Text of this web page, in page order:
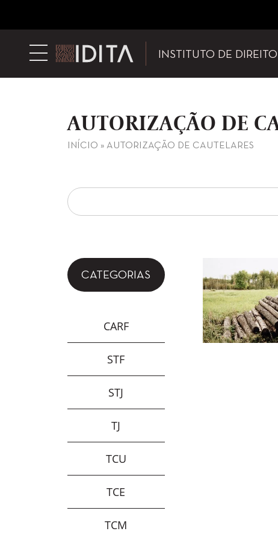
INSTITUTO DE
AUTORIZAÇÃO DE
INÍCIO » AUTORIZAÇÃO DE CAUTELARES
CATEGORIAS
CARF
STF
STJ
TJ
TCU
TCE
TCM